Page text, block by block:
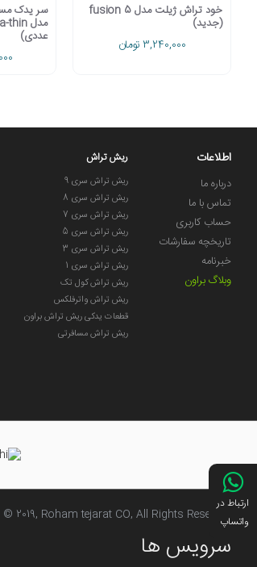
خود تراش ژیلت مدل fusion 5
(جدید)
3,240,000 تومان
سر یدک
عددی)
اطلاعات
درباره ما
تماس با ما
حساب کاربری
تاریخچه سفارشات
خبرنامه
وبلاگ براون
ریش تراش
ریش تراش سری 9
ریش تراش سری 8
ریش تراش سری 7
ریش تراش سری 5
ریش تراش سری 3
ریش تراش سری 1
ریش تراش کول تک
ریش تراش واترفلکس
قطعات یدکی ریش تراش براون
ریش تراش مسافرتی
2019, Roham tejarat CO, All Rights Reserved
سرویس ها
ارتباط در
واتساپ